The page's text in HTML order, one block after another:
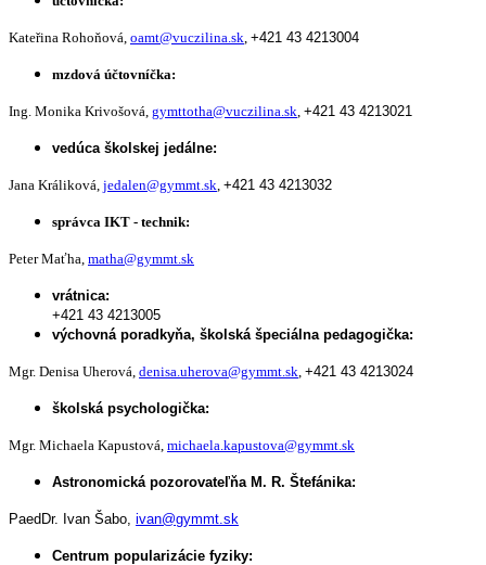
Kateřina Rohoňová, oamt@vuczilina.sk +421 43 4213004
mzdová účtovníčka:
Ing. Monika Krivošová, gymttotha@vuczilina.sk +421 43 4213021
vedúca školskej jedálne:
Jana Králiková, jedalen@gymmt.sk +421 43 4213032
správca IKT - technik:
Peter Maťha, matha@gymmt.sk
vrátnica:
+421 43 4213005
výchovná poradkyňa, školská špeciálna pedagogička:
Mgr. Denisa Uherová, denisa.uherova@gymmt.sk +421 43 4213024
školská psychologička:
Mgr. Michaela Kapustová, michaela.kapustova@gymmt.sk
Astronomická pozorovateľňa M. R. Štefánika:
PaedDr. Ivan Šabo, ivan@gymmt.sk
Centrum popularizácie fyziky: